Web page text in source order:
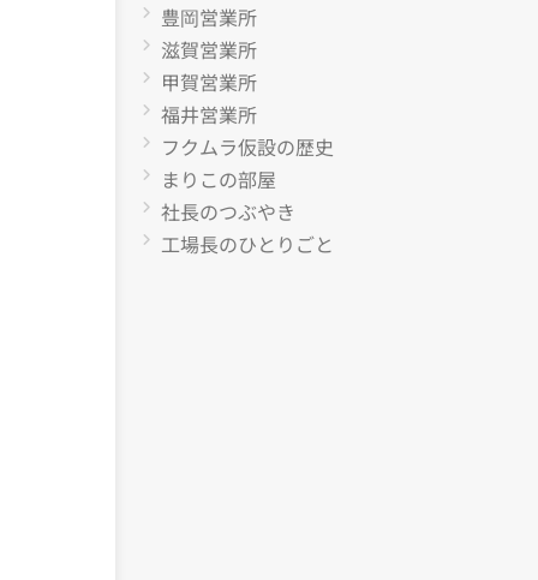
豊岡営業所
滋賀営業所
甲賀営業所
福井営業所
フクムラ仮設の歴史
まりこの部屋
社長のつぶやき
工場長のひとりごと